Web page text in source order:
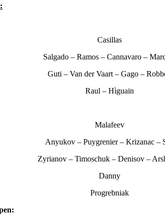
Casillas
Salgado – Ramos – Cannavaro –
Guti – Van der Vaart – Gago –
Raul – Hìguain
Malafeev
Anyukov – Puygrenier – Krizanac –
Zyrianov – Timoschuk – Denisov –
Danny
Progrebniak